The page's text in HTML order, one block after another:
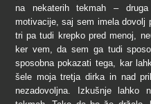
na nekaterih tekmah –
motivacije, saj sem imela dovolj
tri pa tudi krepko pred menoj,
ker vem, da sem ga tudi
sposobna pokazati tega, kar
šele moja tretja dirka in nad
nezadovoljna. Izkušnje